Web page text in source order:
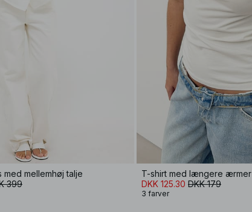
med mellemhøj talje
399
T-shirt med længere ærmer
DKK 125.30 DKK 179
3 farver